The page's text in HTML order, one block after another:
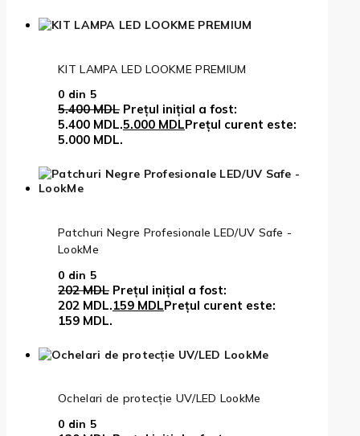
KIT LAMPA LED LOOKME PREMIUM
0 din 5
5.400MDL Prețul inițial a fost:
5.400 MDL.5.000 MDLPrețul curent este:
5.000 MDL.
Patchuri Negre Profesionale LED/UV Safe -
LookMe
0 din 5
202MDL Prețul inițial a fost:
202 MDL.159 MDLPrețul curent este:
159 MDL.
Ochelari de protecție UV/LED LookMe
0 din 5